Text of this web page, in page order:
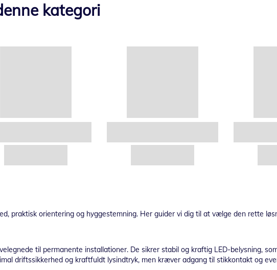
kategori
praktisk orientering og hyggestemning. Her guider vi dig til at vælge den rette
til permanente installationer. De sikrer stabil og kraftig LED-belysning,
driftssikkerhed og kraftfuldt lysindtryk, men kræver adgang til stikkontakt og